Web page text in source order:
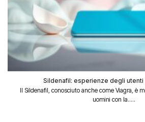
Sildenafil: esperienze degli
Il Sildenafil, conosciuto anche come Viagra, è
uomini con la.....